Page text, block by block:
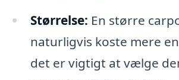
Størrelse: En større
naturligvis koste mere
det er vigtigt at vælge